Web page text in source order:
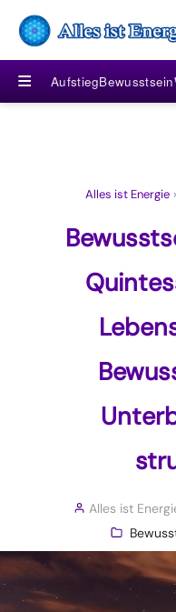
≡ AufstiegBewusstsein
Alles ist Energie ›
Alles ist